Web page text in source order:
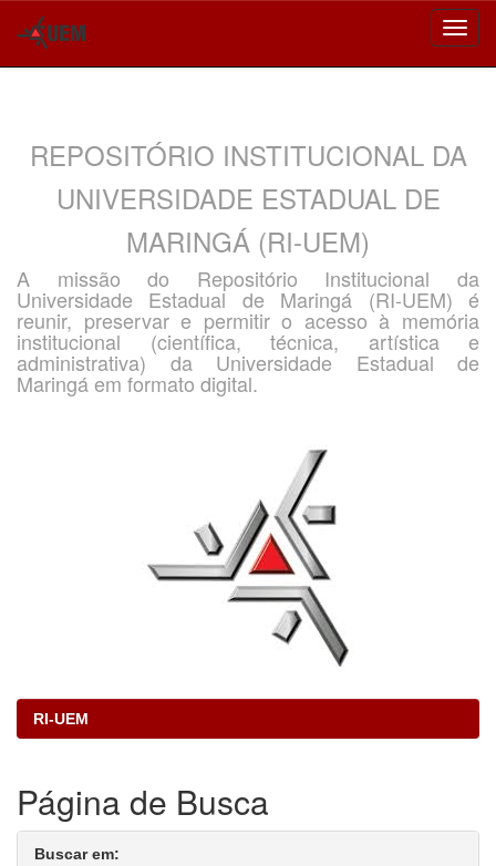
REPOSITÓRIO INSTITUCIONAL DA
UNIVERSIDADE ESTADUAL DE
MARINGÁ (RI-UEM)
A missão do Repositório Institucional da
Universidade Estadual de Maringá (RI-UEM) é
reunir, preservar e permitir o acesso à memória
institucional (científica, técnica, artística e
administrativa) da Universidade Estadual de
Maringá em formato digital.
RI-UEM
Página de Busca
Buscar em: